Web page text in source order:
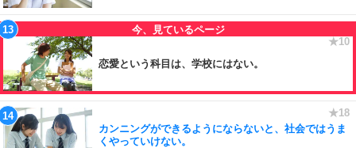
恋愛という科目は、学校にはない。
カンニングができるようにならないと、社会ではうま
くやっていけない。